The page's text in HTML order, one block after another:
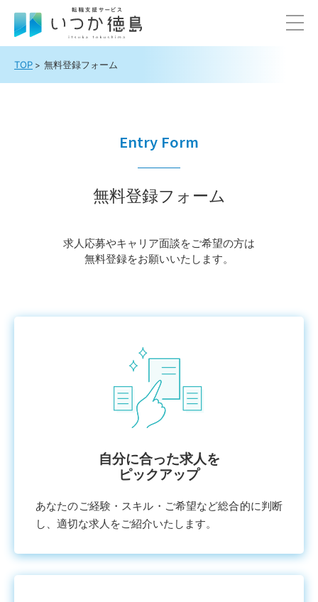
TOP 無料登録フォーム
Entry Form
無料登録フォーム
求⼈応募やキャリア⾯談をご希望の⽅は
無料登録をお願いいたします。
⾃分に合った求⼈を
ピックアップ
あなたのご経験・スキル・ご希望など総合的に判断
し、適切な求⼈をご紹介いたします。